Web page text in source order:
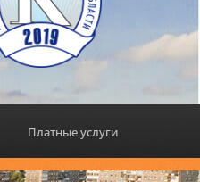
Платные услуги